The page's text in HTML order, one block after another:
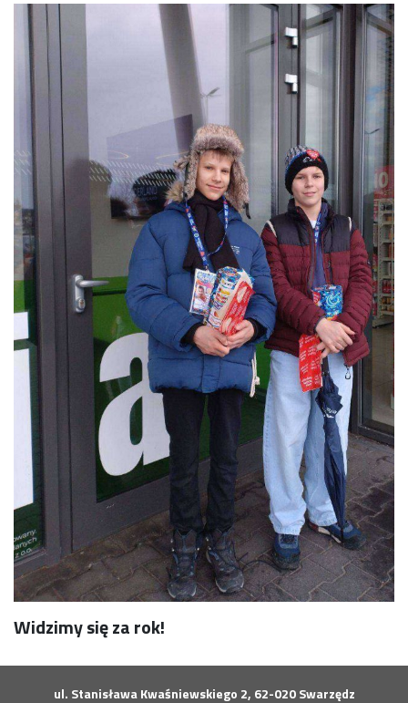
Widzimy się za rok!
ul. Stanisława Kwaśniewskiego 2, 62-020 Swarzędz